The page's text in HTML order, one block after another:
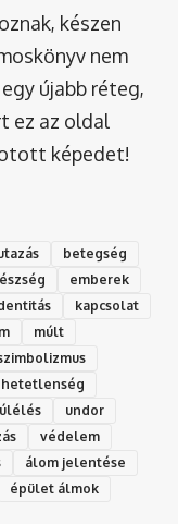
készen
nem
újabb réteg,
ez az oldal
képedet!
betegség
emberek
kapcsolat
múlt
undor
védelem
álom jelentése
épület álmok